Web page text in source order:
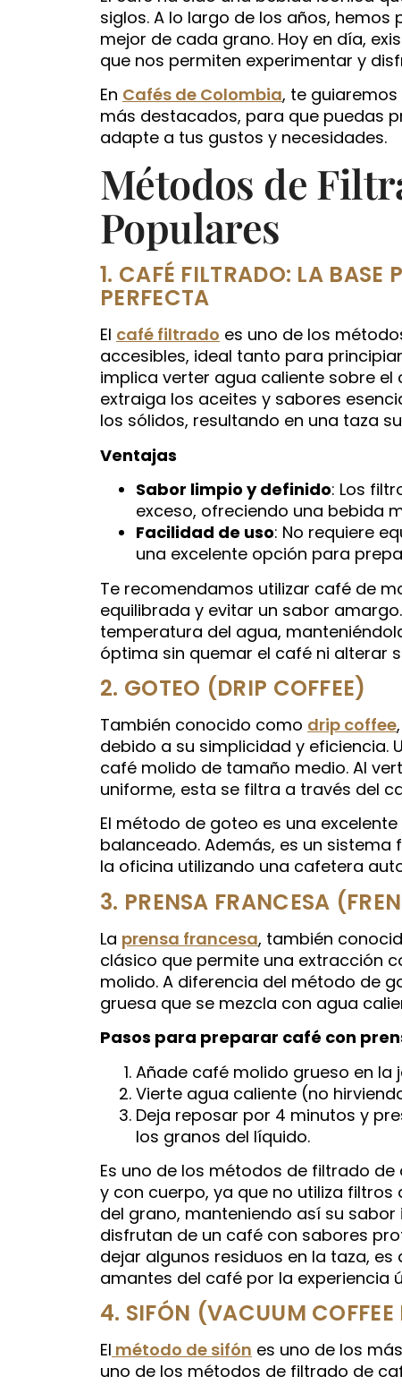
siglos. A lo largo de los años,
mejor de cada grano. Hoy en día,
que nos permiten experimentar y
En Cafés de Colombia, te
más destacados, para que puedas
adapte a tus gustos y necesidades.
Métodos de
Populares
1. CAFÉ FILTRADO: LA BASE
PERFECTA
El café filtrado es uno de los
accesibles, ideal tanto para
implica verter agua caliente sobre
extraiga los aceites y sabores
los sólidos, resultando en una taza
Ventajas
Sabor limpio y definido: Los
exceso, ofreciendo una bebida
Facilidad de uso: No requiere
una excelente opción para
Te recomendamos utilizar café de
equilibrada y evitar un sabor
temperatura del agua,
óptima sin quemar el café ni alterar
2. GOTEO (DRIP COFFEE)
También conocido como drip coffee
debido a su simplicidad y eficiencia.
café molido de tamaño medio. Al
uniforme, esta se filtra a través del
El método de goteo es una
balanceado. Además, es un
la oficina utilizando una cafetera
3. PRENSA FRANCESA
La prensa francesa, también
clásico que permite una extracción
molido. A diferencia del método de
gruesa que se mezcla con agua
Pasos para preparar café con
Añade café molido grueso en la
Vierte agua caliente (no
Deja reposar por 4 minutos y
los granos del líquido.
Es uno de los métodos de filtrado
y con cuerpo, ya que no utiliza
del grano, manteniendo así su
disfrutan de un café con sabores
dejar algunos residuos en la taza,
amantes del café por la experiencia
4. SIFÓN (VACUUM COFFEE
El método de sifón es uno de los
uno de los métodos de filtrado de